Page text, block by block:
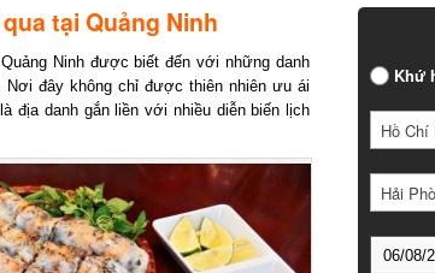
tại Quảng Ninh
Ninh được biết đến với những danh
đây không chỉ được thiên nhiên ưu ái
địa danh gắn liền với nhiều diễn biến lịch
Khứ
Hồ Chí
Hải